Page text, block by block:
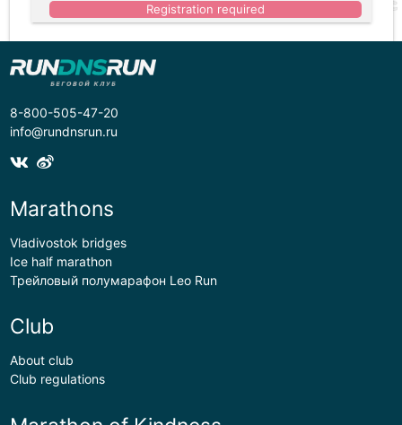
Registration required
8-800-505-47-20
info@rundnsrun.ru
Marathons
Vladivostok bridges
Ice half marathon
Трейловый полумарафон Leo Run
Club
About club
Club regulations